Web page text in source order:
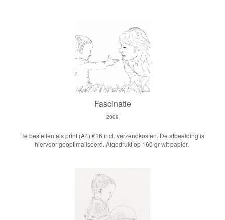
Fascinatie
2009
Te bestellen als print (A4) €16 incl. verzendkosten. De afbeelding is
hiervoor geoptimaliseerd. Afgedrukt op 160 gr wit papier.